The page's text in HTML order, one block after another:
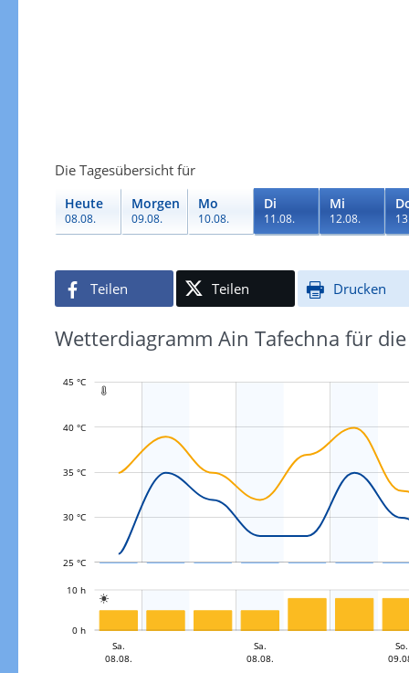
Die Tagesübersicht für
Heute
08.08.
Morgen
09.08.
Mo
10.08.
Di
11.08.
Mi
12.08.
Teilen Teilen Drucken
Wetterdiagramm Ain Tafechna für

30 °C
45 °C
40 °C
35 °C
25 °C

0 h
10 h
10.08.
Sa.
08.08.
08.08.
09.08.
So.
10.08.
10.08.
Sa.
08.08.